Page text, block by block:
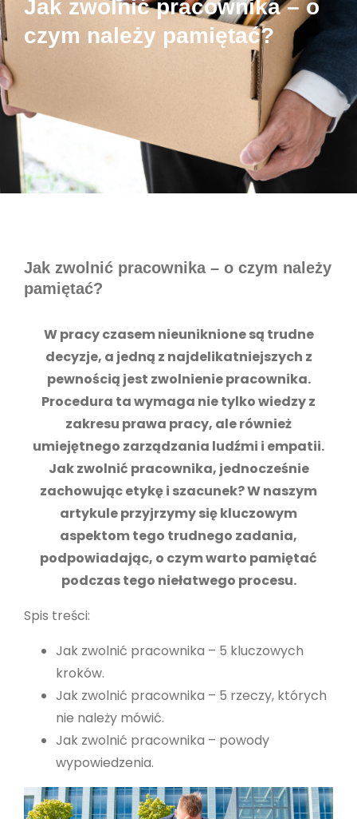
Jak zwolnić pracownika – o
czym należy pamiętać?
Jak zwolnić pracownika – o czym należy
pamiętać?
W pracy czasem nieuniknione są trudne
decyzje, a jedną z najdelikatniejszych z
pewnością jest zwolnienie pracownika.
Procedura ta wymaga nie tylko wiedzy z
zakresu prawa pracy, ale również
umiejętnego zarządzania ludźmi i empatii.
Jak zwolnić pracownika, jednocześnie
zachowując etykę i szacunek? W naszym
artykule przyjrzymy się kluczowym
aspektom tego trudnego zadania,
podpowiadając, o czym warto pamiętać
podczas tego niełatwego procesu.
Spis treści:
Jak zwolnić pracownika – 5 kluczowych
kroków.
Jak zwolnić pracownika – 5 rzeczy, których
nie należy mówić.
Jak zwolnić pracownika – powody
wypowiedzenia.